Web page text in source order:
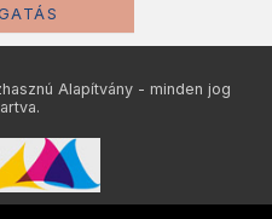
Alapítvány - minden jog